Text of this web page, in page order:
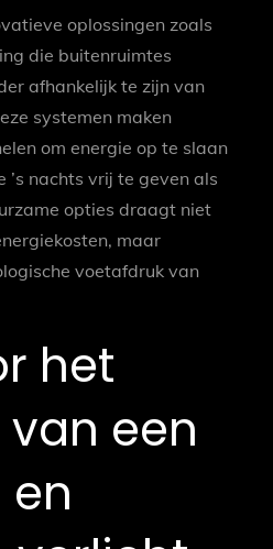
oplossingen zoals
die buitenruimtes
afhankelijk te zijn van
systemen maken
om energie op te slaan
’s nachts vrij te geven als
opties draagt niet
maar
voetafdruk van
het
een